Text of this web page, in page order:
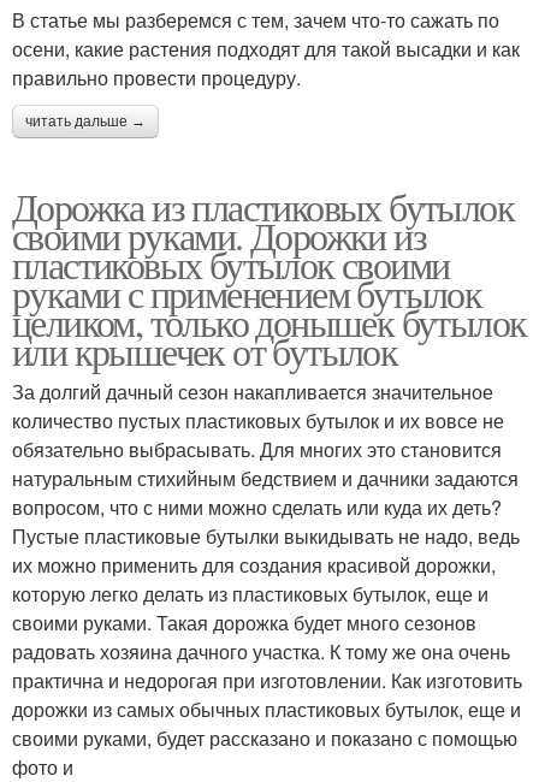
В статье мы разберемся с тем, зачем что-то сажать по
осени, какие растения подходят для такой высадки и как
правильно провести процедуру.
читать дальше →
Дорожка из пластиковых бутылок
своими руками. Дорожки из
пластиковых бутылок своими
руками с применением бутылок
целиком, только донышек бутылок
или крышечек от бутылок
За долгий дачный сезон накапливается значительное
количество пустых пластиковых бутылок и их вовсе не
обязательно выбрасывать. Для многих это становится
натуральным стихийным бедствием и дачники задаются
вопросом, что с ними можно сделать или куда их деть?
Пустые пластиковые бутылки выкидывать не надо, ведь
их можно применить для создания красивой дорожки,
которую легко делать из пластиковых бутылок, еще и
своими руками. Такая дорожка будет много сезонов
радовать хозяина дачного участка. К тому же она очень
практична и недорогая при изготовлении. Как изготовить
дорожки из самых обычных пластиковых бутылок, еще и
своими руками, будет рассказано и показано с помощью
фото и